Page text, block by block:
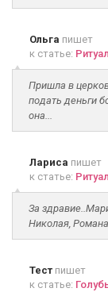
Ольга пишет
к статье:
Пришла в
подать деньги
она...
Лариса пишет
к статье:
За
Николая, Романа
Тест пишет
к статье: